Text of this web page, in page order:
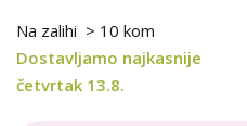
Na zalihi > 10 kom
Dostavljamo najkasnije
četvrtak 13.8.